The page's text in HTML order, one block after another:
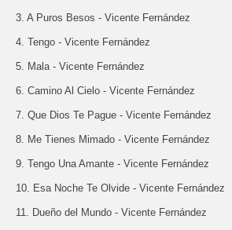
3. A Puros Besos - Vicente Fernández
4. Tengo - Vicente Fernández
5. Mala - Vicente Fernández
6. Camino Al Cielo - Vicente Fernández
7. Que Dios Te Pague - Vicente Fernández
8. Me Tienes Mimado - Vicente Fernández
9. Tengo Una Amante - Vicente Fernández
10. Esa Noche Te Olvide - Vicente Fernández
11. Dueño del Mundo - Vicente Fernández